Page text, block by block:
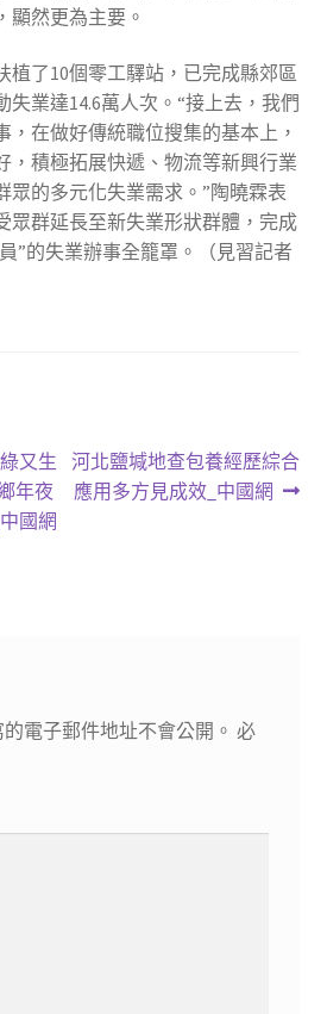
顯然更為主要。
植了10個零工驛站，已完成縣郊區
失業達14.6萬人次。“接上去，我們
，在做好傳統職位搜集的基本上，
，積極拓展快遞、物流等新興行業
眾的多元化失業需求。”陶曉霖表
眾群延長至新失業形狀群體，完成
”的失業辦事全籠罩。（見習記者
又生
年夜
國網
下
一
河北鹽堿地查包養經歷綜合
應用多方見成效_中國網
電子郵件地址不會公開。 必